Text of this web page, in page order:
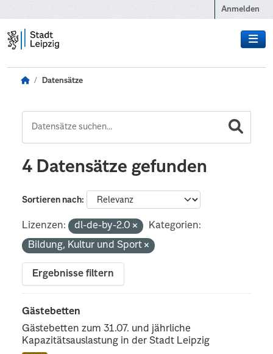
Anmelden
Datensätze
4 Datensätze gefunden
Sortieren nach
Lizenzen: dl-de-by-2.0
Kategorien:
Bildung, Kultur und Sport
Ergebnisse filtern
Gästebetten
Gästebetten zum 31.07. und jährliche
Kapazitätsauslastung in der Stadt Leipzig